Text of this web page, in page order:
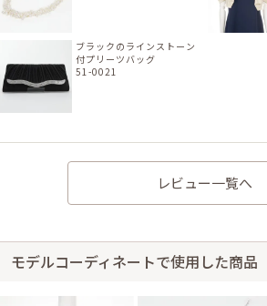
ブラックのラインストーン
付プリーツバッグ
51-0021
身長160cm【Mサイズ】 (バスト：A75)
2021/11/21 結婚式 (友人として)
サイズ変更できるものだったため、今回のドレ
ので、ちょっとジャストフィットでビックリしま
レビュー一覧へ
モデルコーディネートで使用した商品